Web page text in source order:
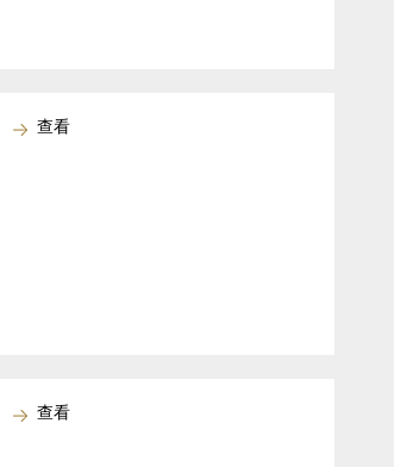
查看
查看